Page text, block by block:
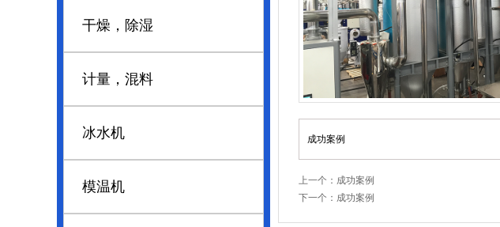
干燥，除湿
计量，混料
冰水机
模温机
成功案例
上一个： 成功案例
下一个： 成功案例